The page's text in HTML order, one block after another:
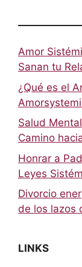
Amor
Sanan tu
¿Qué es el
Salud
Camino
Honrar a
Leyes
Divorcio
de los lazos
LINKS